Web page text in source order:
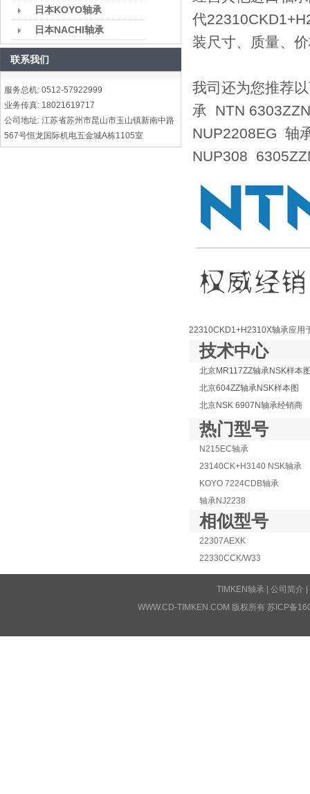
日本KOYO轴承
日本NACHI轴承
联系我们
服务总机: 0512-57922999
业务传真: 18021619717
公司地址: 江苏省苏州市昆山市玉山镇新南中路
567号恒龙国际机电五金城A栋1105室
代
装尺寸、质量、
我司还为您推荐
承 NTN
NUP2208EG 轴
NUP308
22310CKD1+H2310X轴承应用
技术中心
北京MR117ZZ轴承NSK样本
北京604ZZ轴承NSK样本图
北京NSK 6907N轴承经销商
热门型号
N215EC轴承
23140CK+H3140 NSK轴承
KOYO 7224CDB轴承
轴承NJ2238
相似型号
22307AEXK
22330CCK/W33
TIMKEN轴承 公司简介
WWW.CD-TIMKEN.COM 版权所有 苏ICP备